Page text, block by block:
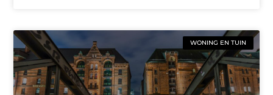
WONING EN TUIN